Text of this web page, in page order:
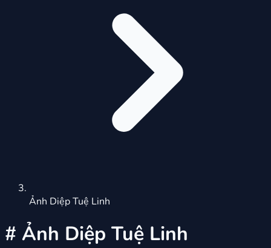
Ảnh Diệp Tuệ Linh
# Ảnh Diệp Tuệ Linh